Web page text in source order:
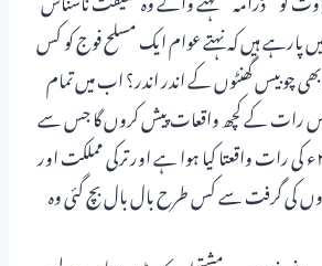
پارہے ہیں کہ نہتے عوام ایک مسلح فوج کو کس
چوبیس گھنٹوں کے اندر اندر؟ اب میں تمام
رات کے کچھ واقعات پیش کروں گا جس سے
ترکی میں ۱۵ جولائی ۲۰۱۶ء کی رات واقعتا کیا ہوا ہے اور ترکی مملکت اور
کی گرفت سے کس طرح بال بال بچ گئی وہ